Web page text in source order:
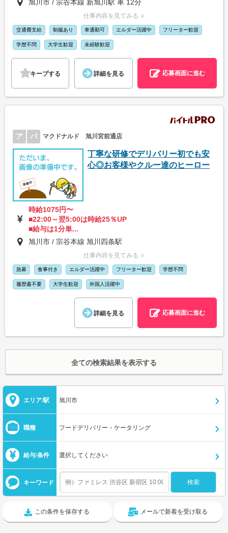
旭川市 / 宗谷本線 新旭川駅 車 12分
仕事内容を見てみる ∨
交通費支給 制服あり 車通勤可 エルダー活躍中 フリーター歓迎
学歴不問 大学生歓迎 未経験歓迎
キープする 詳細を見る 応募画面に進む
ア パ マクドナルド 旭川宮前通店
丁寧な研修でデリバリー初でも安
心◎お客様やクルー達のヒーロー
時給1075円〜
■22:00～翌5:00は時給25％UP
■給与は1分単...
旭川市 / 宗谷本線 旭川四条駅
仕事内容を見てみる ∨
急募 食事付き エルダー活躍中 フリーター歓迎 学歴不問
履歴書不要 大学生歓迎 外国人活躍中
詳細を見る 応募画面に進む
全ての検索結果を表示する
エリア/駅 旭川市
職種 フードデリバリー・ケータリング
給与/条件 選択してください
キーワード
この条件を保存する メールで新着を受け取る